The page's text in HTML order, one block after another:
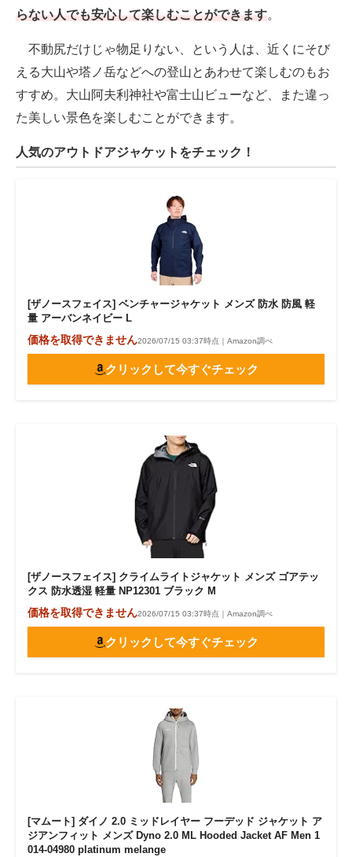
らない人でも安心して楽しむことができます。
不動尻だけじゃ物足りない、という人は、近くにそび
える大山や塔ノ岳などへの登山とあわせて楽しむのもお
すすめ。大山阿夫利神社や富士山ビューなど、また違っ
た美しい景色を楽しむことができます。
人気のアウトドアジャケットをチェック！
[ザノースフェイス] ベンチャージャケット メンズ 防水 防風 軽
量 アーバンネイビー L
価格を取得できません2026/07/15 03:37時点｜Amazon調べ
クリックして今すぐチェック
[ザノースフェイス] クライムライトジャケット メンズ ゴアテッ
クス 防水透湿 軽量 NP12301 ブラック M
価格を取得できません2026/07/15 03:37時点｜Amazon調べ
クリックして今すぐチェック
[マムート] ダイノ 2.0 ミッドレイヤー フーデッド ジャケット ア
ジアンフィット メンズ Dyno 2.0 ML Hooded Jacket AF Men 1
014-04980 platinum melange